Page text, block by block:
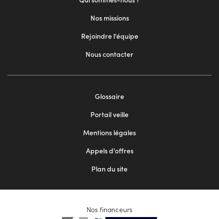
Nos missions
Rejoindre l'équipe
Nous contacter
Glossaire
Portail veille
Mentions légales
Appels d'offres
Plan du site
Nos financeurs